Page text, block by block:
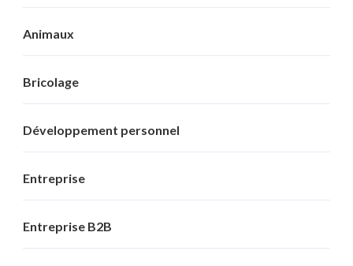
Animaux
Bricolage
Développement personnel
Entreprise
Entreprise B2B